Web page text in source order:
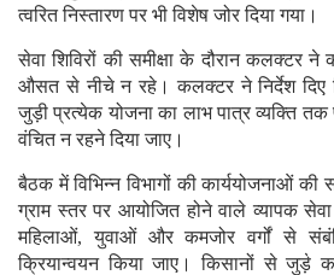
त्वरित निस्तारण पर भी विशेष जोर दिया गया।
सेवा शिविरों की समीक्षा के दौरान कलक्टर ने
औसत से नीचे न रहे। कलक्टर ने निर्देश दिए
जुड़ी प्रत्येक योजना का लाभ पात्र व्यक्ति
वंचित न रहने दिया जाए।
बैठक में विभिन्न विभागों की कार्ययोजनाओं की
ग्राम स्तर पर आयोजित होने वाले व्यापक सेवा
महिलाओं, युवाओं और कमजोर वर्गों से
क्रियान्वयन किया जाए। किसानों से जुड़े